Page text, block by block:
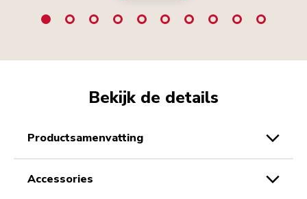
Bekijk de details
productsamenvatting
accessories